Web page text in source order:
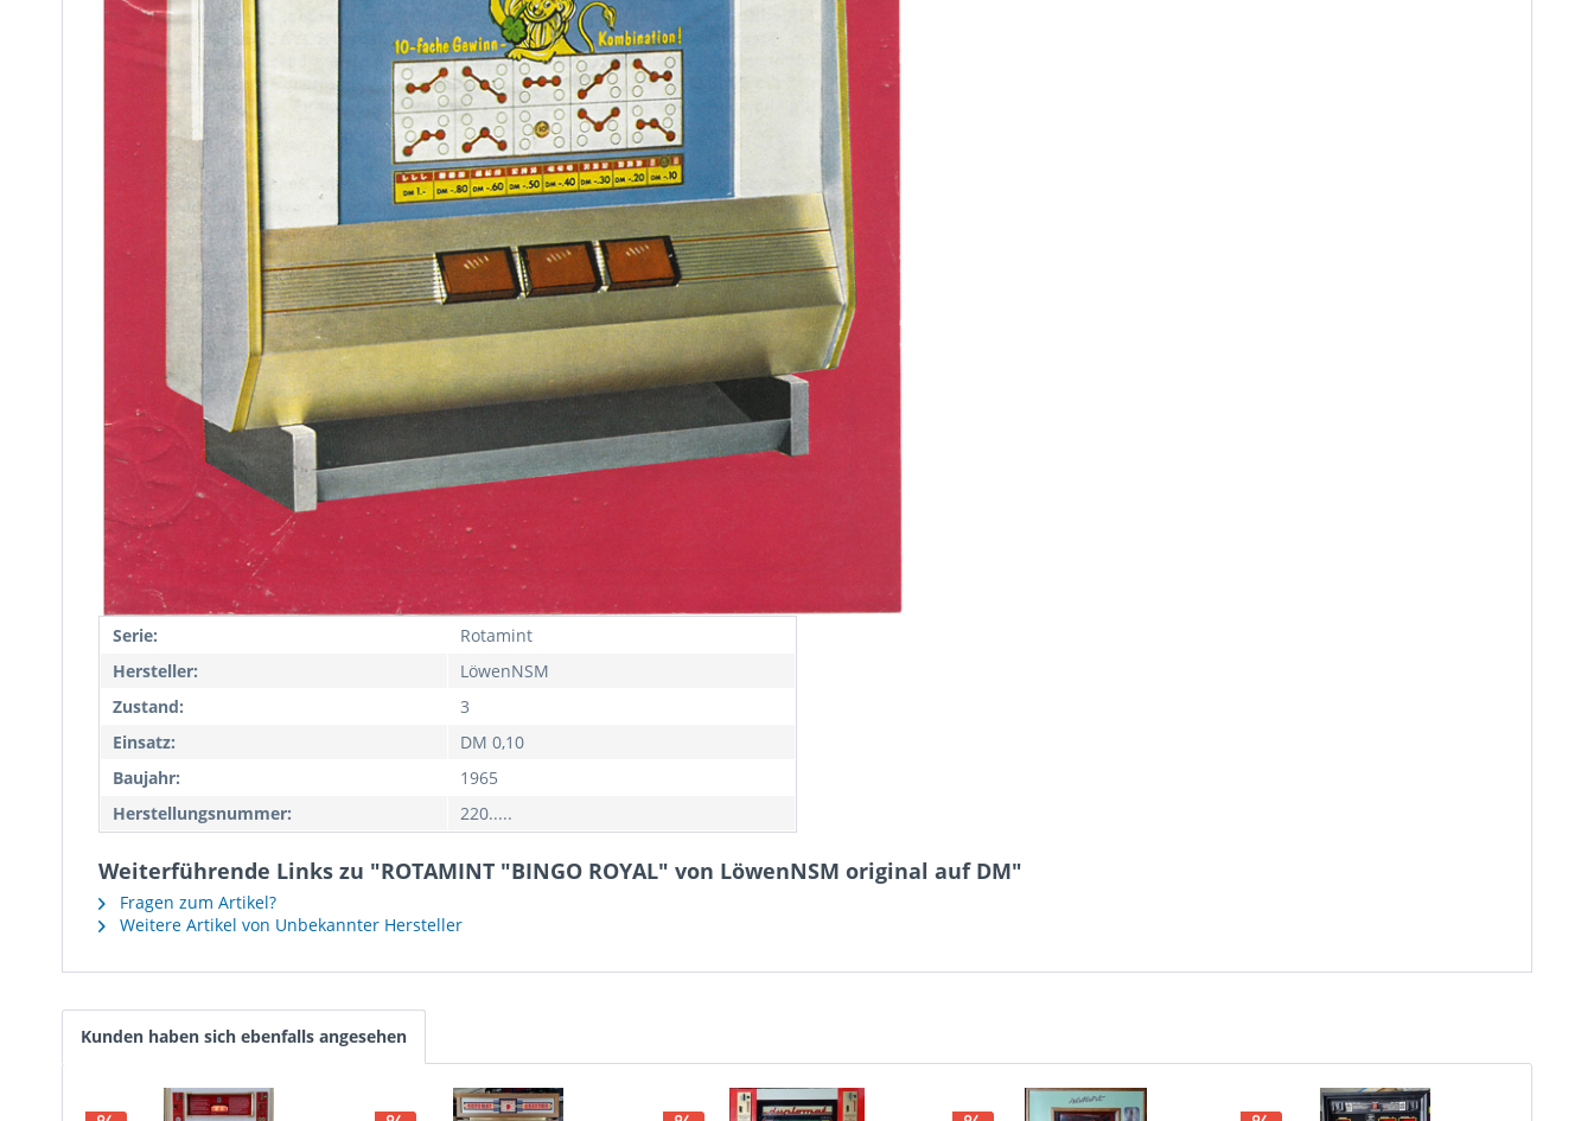
Serie:
Rotamint
Hersteller:
LöwenNSM
Zustand:
3
Einsatz:
DM 0,10
Baujahr:
1965
Herstellungsnummer:
220.....
Weiterführende Links zu "ROTAMINT "BINGO ROYAL" von LöwenNSM original auf DM"
Fragen zum Artikel?
Weitere Artikel von Unbekannter Hersteller
Kunden haben sich ebenfalls angesehen